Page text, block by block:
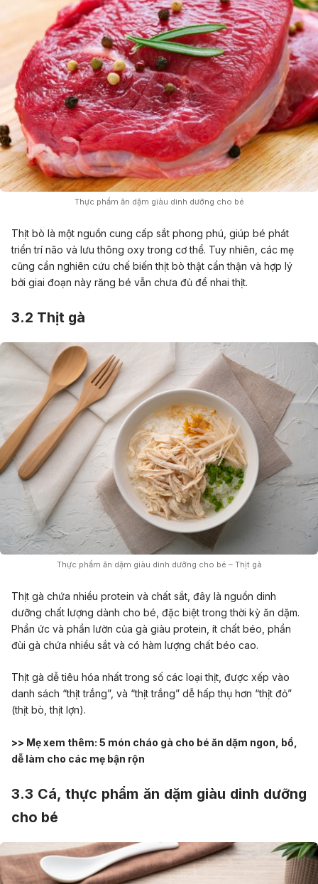
Thực phẩm ăn dặm giàu dinh dưỡng cho bé
Thịt bò là một nguồn cung cấp sắt phong phú, giúp bé phát
triển trí não và lưu thông oxy trong cơ thể. Tuy nhiên, các mẹ
cũng cần nghiên cứu chế biến thịt bò thật cẩn thận và hợp lý
bởi giai đoạn này răng bé vẫn chưa đủ để nhai thịt.
3.2 Thịt gà
Thực phẩm ăn dặm giàu dinh dưỡng cho bé – Thịt gà
Thịt gà chứa nhiều protein và chất sắt, đây là nguồn dinh
dưỡng chất lượng dành cho bé, đặc biệt trong thời kỳ ăn dặm.
Phần ức và phần lườn của gà giàu protein, ít chất béo, phần
đùi gà chứa nhiều sắt và có hàm lượng chất béo cao.
Thịt gà dễ tiêu hóa nhất trong số các loại thịt, được xếp vào
danh sách “thịt trắng”, và “thịt trắng” dễ hấp thụ hơn “thịt đỏ”
(thịt bò, thịt lợn).
>> Mẹ xem thêm: 5 món cháo gà cho bé ăn dặm ngon, bổ,
dễ làm cho các mẹ bận rộn
3.3 Cá,thực phẩm ăn dặm giàu dinh dưỡng
cho bé